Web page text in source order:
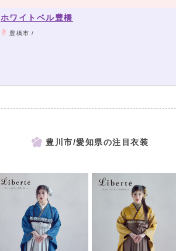
ホワイトベル豊橋
豊橋市 /
豊川市/愛知県の注目衣装